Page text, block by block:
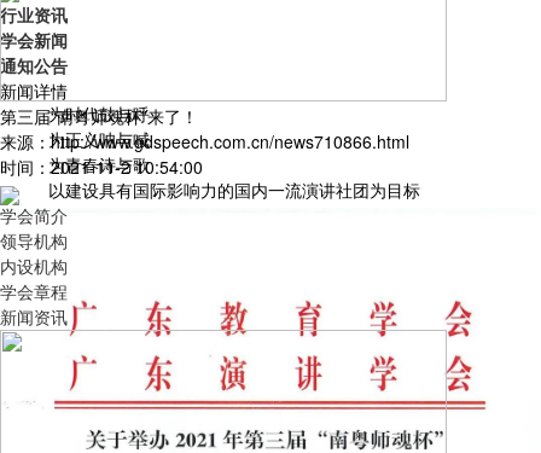
为时代鼓与呼
为正义呐与喊
为青春诗与歌
以建设具有国际影响力的国内一流演讲社团为目标
学会简介
领导机构
内设机构
学会章程
新闻资讯
行业资讯
学会新闻
通知公告
新闻详情
第三届“南粤师魂杯”来了！
来源：http://www.gdspeech.com.cn/news710866.html
时间：2021-11-2 10:54:00